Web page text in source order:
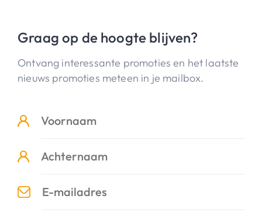
Graag op de hoogte blijven?
Ontvang interessante promoties en het laatste
nieuws promoties meteen in je mailbox.